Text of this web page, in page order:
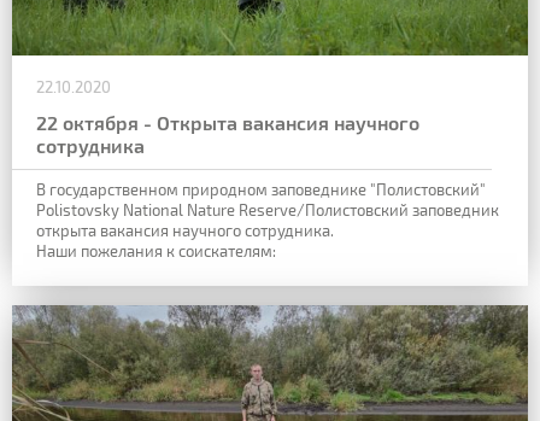
22.10.2020
22 октября - Открыта вакансия научного
сотрудника
В государственном природном заповеднике "Полистовский"
Polistovsky National Nature Reserve/Полистовский заповедник
открыта вакансия научного сотрудника.
Наши пожелания к соискателям: